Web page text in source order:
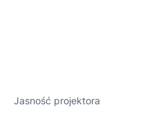
Jasność projektora